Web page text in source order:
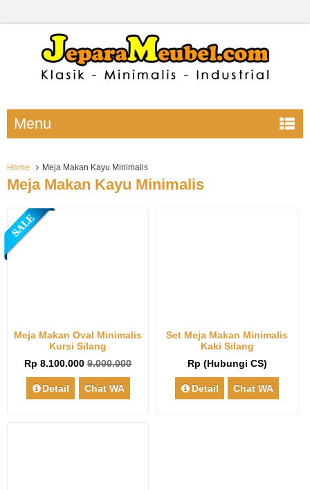
Menu
Home Meja Makan Kayu Minimalis
Meja Makan Kayu Minimalis
Meja Makan Oval Minimalis
Kursi Silang
Rp 8.100.0009.000.000
Detail Chat WA
Set Meja Makan Minimalis
Kaki Silang
Rp (Hubungi CS)
Detail Chat WA